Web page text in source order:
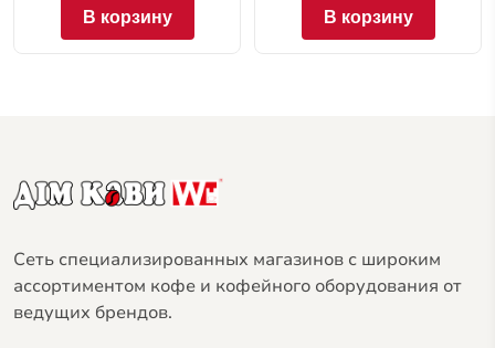
В корзину В корзину
Сеть специализированных магазинов с широким
ассортиментом кофе и кофейного оборудования от
ведущих брендов.